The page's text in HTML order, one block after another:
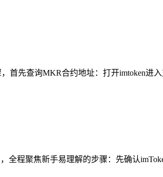
首先查询MKR合约地址：打开imtoken进
全程聚焦新手易理解的步骤：先确认